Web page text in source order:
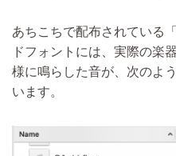
あちこちで配布されている
ドフォントには、実際の楽
様に鳴らした音が、次のよ
います。